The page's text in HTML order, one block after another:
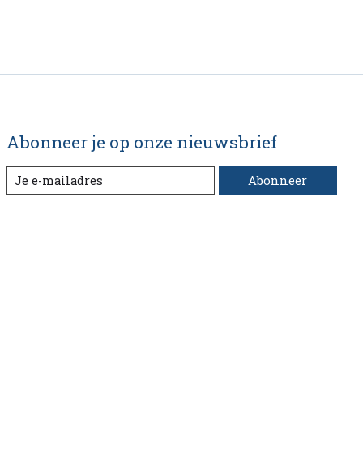
Abonneer je op onze nieuwsbrief
Abonneer